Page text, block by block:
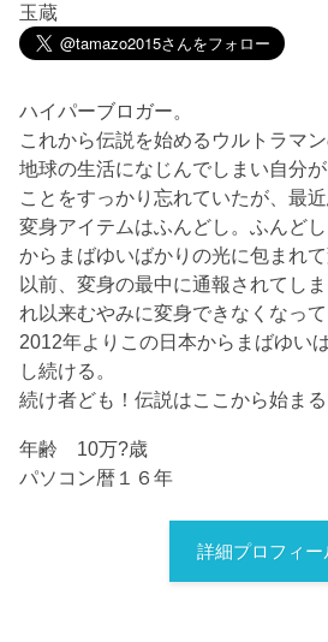
玉蔵
ハイパーブロガー。
これから伝説を始めるウルトラマン
地球の生活になじんでしまい自分
ことをすっかり忘れていたが、最近
変身アイテムはふんどし。ふんど
からまばゆいばかりの光に包まれて
以前、変身の最中に通報されてし
れ以来むやみに変身できなくなって
2012年よりこの日本からまばゆい
し続ける。
続け者ども！伝説はここから始まる
年齢 10万?歳
パソコン暦１６年
詳細プロフィー